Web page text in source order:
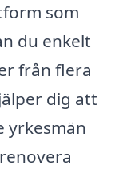
som
du enkelt
från flera
dig att
yrkesmän